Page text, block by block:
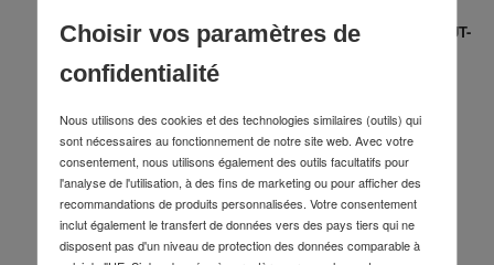
Rothenberger stock de filetage SUPER CUT-
Set, BSPT R, 3/8-1/2-3/4-1", 3/8-1/2-3/4-1",
3/8-1/2-3/4-1", 3/8-1/2-3/4-1", 3/8-1/2-3/4-1",
Code art.53273747
Délai de livraison : 7-10 jours ouvrés
471,98 €
TTC
Choisir vos paramètres de
confidentialité
Nous utilisons des cookies et des technologies similaires (outils) qui
sont nécessaires au fonctionnement de notre site web. Avec votre
consentement, nous utilisons également des outils facultatifs pour
l'analyse de l'utilisation, à des fins de marketing ou pour afficher des
recommandations de produits personnalisées. Votre consentement
inclut également le transfert de données vers des pays tiers qui ne
disposent pas d'un niveau de protection des données comparable à